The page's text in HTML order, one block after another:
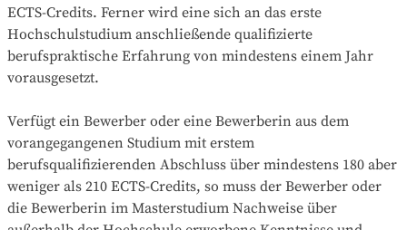
ECTS-Credits. Ferner wird eine sich an das erste
Hochschulstudium anschließende qualifizierte
berufspraktische Erfahrung von mindestens einem Jahr
vorausgesetzt.
Verfügt ein Bewerber oder eine Bewerberin aus dem
vorangegangenen Studium mit erstem
berufsqualifizierenden Abschluss über mindestens 180 aber
weniger als 210 ECTS-Credits, so muss der Bewerber oder
die Bewerberin im Masterstudium Nachweise über